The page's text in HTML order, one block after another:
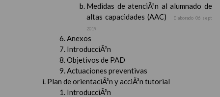
Medidas de atenciÃ³n al alumnado de
altas capacidades (AAC)
Elaborado 06 sept
2019
Anexos
IntroducciÃ³n
Objetivos de PAD
Actuaciones preventivas
Plan de orientaciÃ³n y acciÃ³n tutorial
IntroducciÃ³n